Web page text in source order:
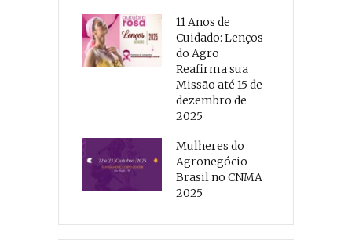
11 Anos de
Cuidado: Lenços
do Agro
Reafirma sua
Missão até 15 de
dezembro de
2025
Mulheres do
Agronegócio
Brasil no CNMA
2025